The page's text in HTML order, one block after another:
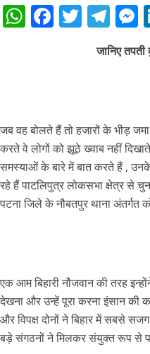
वर्ल्डवाइड
पवन सिंह का
W
p
p
F
o
k
T
itt
T
el
e
m
e
g
जानिए
जब वह बोलते हैं तो हजारों के भीड़
करते वे लोगों को झूठे ख्वाब नहीं
समस्याओं के बारे में बात करते हैं ,
रहे हैं पाटलिपुत्र लोकसभा क्षेत्र से
पटना जिले के नौबतपुर थाना अंतर्गत
एक आम बिहारी नौजवान की तरह
देखना और उन्हें पूरा करना इंसान की
और विपक्ष दोनों ने बिहार में सबसे
बड़े संगठनों ने मिलकर संयुक्त रूप से